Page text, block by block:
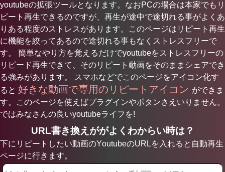
youtubeの拡張ツールとなります。なおPCの場合は本家でもリ
ピート再生できるのですが、再生が途中で途切れる事がよくあ
りある程度のストレスがあります。このページはリピート再生
に機能を絞ってあるので途切れる事もなくストレスフリーで
す。 簡単なやり方を覚えるだけでyoutubeをストレスフリーの
リピード再生できて、そのリピート動画をそのままシェアでき
る強みがあります。 スマホなどでこのページをアイコン化す
ると 好きな動画で専用のリピートアイコン ができま
す。このページを使えばプラグインやボタンさえいりません。
ではみなさんの良いyoutubeライフを!
URL書き換えががよくわからい時は？
下にリピートしたい動画のYoutubeのURLを入れると自動再生
ページに行きます。